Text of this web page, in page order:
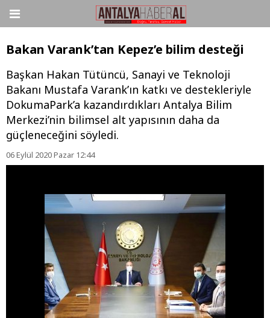
Bakan Varank’tan Kepez’e bilim desteği
Başkan Hakan Tütüncü, Sanayi ve Teknoloji
Bakanı Mustafa Varank’ın katkı ve destekleriyle
DokumaPark’a kazandırdıkları Antalya Bilim
Merkezi’nin bilimsel alt yapısının daha da
güçleneceğini söyledi.
06 Eylül 2020 Pazar 12:44